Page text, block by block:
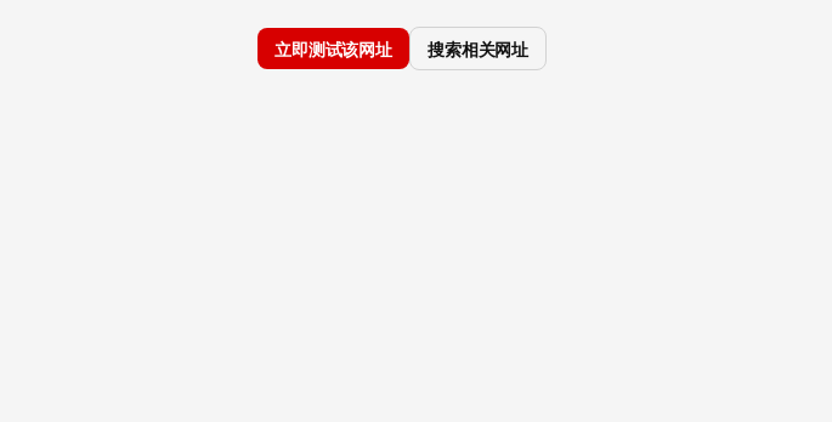
立即测试该网址 搜索相关网址